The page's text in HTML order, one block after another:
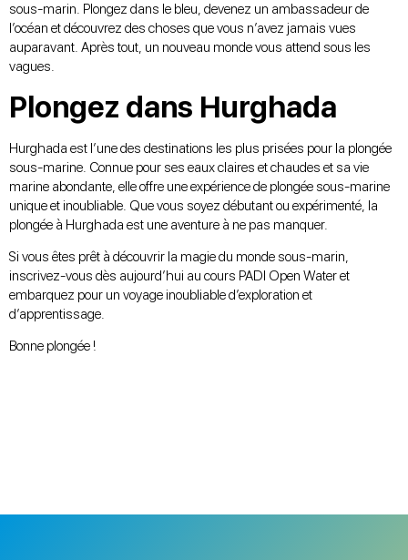
sous-marin. Plongez dans le bleu, devenez un ambassadeur de
l’océan et découvrez des choses que vous n’avez jamais vues
auparavant. Après tout, un nouveau monde vous attend sous les
vagues.
Plongez dans Hurghada
Hurghada est l’une des destinations les plus prisées pour la plongée
sous-marine. Connue pour ses eaux claires et chaudes et sa vie
marine abondante, elle offre une expérience de plongée sous-marine
unique et inoubliable. Que vous soyez débutant ou expérimenté, la
plongée à Hurghada est une aventure à ne pas manquer.
Si vous êtes prêt à découvrir la magie du monde sous-marin,
inscrivez-vous dès aujourd’hui au cours PADI Open Water et
embarquez pour un voyage inoubliable d’exploration et
d’apprentissage.
Bonne plongée !